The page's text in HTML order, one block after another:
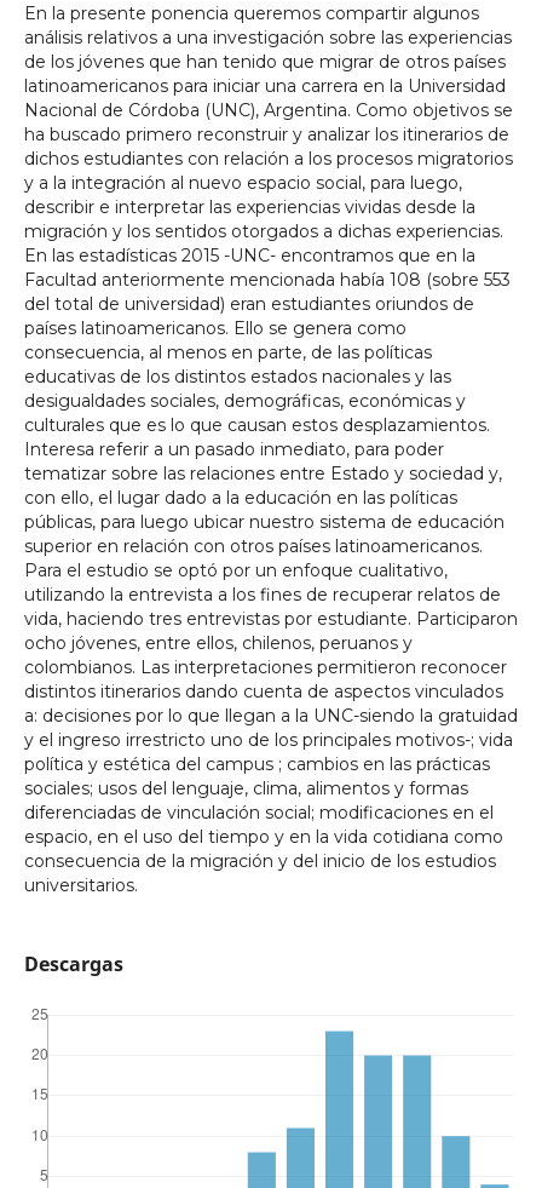
En la presente ponencia queremos compartir algunos
análisis relativos a una investigación sobre las experiencias
de los jóvenes que han tenido que migrar de otros países
latinoamericanos para iniciar una carrera en la Universidad
Nacional de Córdoba (UNC), Argentina. Como objetivos se
ha buscado primero reconstruir y analizar los itinerarios de
dichos estudiantes con relación a los procesos migratorios
y a la integración al nuevo espacio social, para luego,
describir e interpretar las experiencias vividas desde la
migración y los sentidos otorgados a dichas experiencias.
En las estadísticas 2015 -UNC- encontramos que en la
Facultad anteriormente mencionada había 108 (sobre 553
del total de universidad) eran estudiantes oriundos de
países latinoamericanos. Ello se genera como
consecuencia, al menos en parte, de las políticas
educativas de los distintos estados nacionales y las
desigualdades sociales, demográficas, económicas y
culturales que es lo que causan estos desplazamientos.
Interesa referir a un pasado inmediato, para poder
tematizar sobre las relaciones entre Estado y sociedad y,
con ello, el lugar dado a la educación en las políticas
públicas, para luego ubicar nuestro sistema de educación
superior en relación con otros países latinoamericanos.
Para el estudio se optó por un enfoque cualitativo,
utilizando la entrevista a los fines de recuperar relatos de
vida, haciendo tres entrevistas por estudiante. Participaron
ocho jóvenes, entre ellos, chilenos, peruanos y
colombianos. Las interpretaciones permitieron reconocer
distintos itinerarios dando cuenta de aspectos vinculados
a: decisiones por lo que llegan a la UNC-siendo la gratuidad
y el ingreso irrestricto uno de los principales motivos-; vida
política y estética del campus ; cambios en las prácticas
sociales; usos del lenguaje, clima, alimentos y formas
diferenciadas de vinculación social; modificaciones en el
espacio, en el uso del tiempo y en la vida cotidiana como
consecuencia de la migración y del inicio de los estudios
universitarios.
Descargas